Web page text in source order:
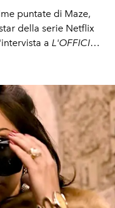
puntate di Maze,
della serie Netflix
a L'OFFICIEL